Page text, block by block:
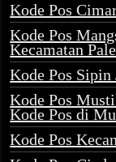
Kode Pos
Kode Pos
Kecamatan
Kode Pos Sipin
Kode Pos
Kode Pos di
Kode Pos